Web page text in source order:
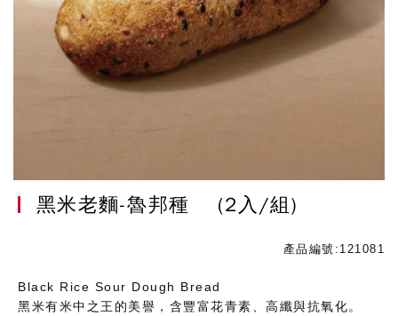
黑米老麵-魯邦種 (2入/組)
產品編號:121081
Black Rice Sour Dough Bread
黑米有米中之王的美譽，含豐富花青素、高纖與抗氧化。